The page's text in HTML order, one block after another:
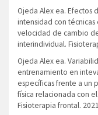
Ojeda Alex ea. Efectos
intensidad con
velocidad de cambio
interindividual.
Ojeda Alex ea.
entrenamiento en
específicas frente a un
física relacionada con
Fisioterapia frontal.